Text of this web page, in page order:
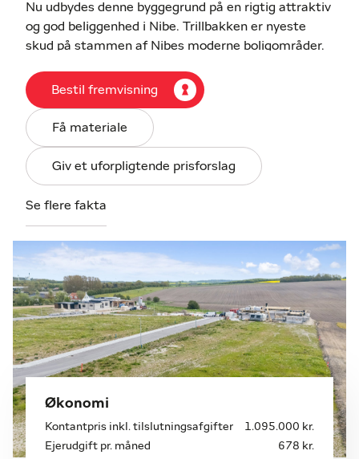
Nu udbydes denne byggegrund på en rigtig attraktiv
og god beliggenhed i Nibe. Trillbakken er nyeste
skud på stammen af Nibes moderne boligområder.
Grunden er indeholdt tilslutning og byggeriet kan
igangsættes med det samme.
Med denne grund får du:
Fantastisk placering med skøn natur hele
vejen rundt
Lukkede stikveje i børnevenligt kvarter
Nærhed til Nibe centrum og dennes mange
tilbud såsom; skole, indkøb, butikker og
spisesteder
• Byggeklar grund på eftertragtet beliggenhed
på vej i området, hvor man kan søge inspiration til
sit nye drømmerhus.
Bestil fremvisning
Få materiale
Giv et uforpligtende prisforslag
Se flere fakta
Økonomi
Kontantpris inkl. tilslutningsafgifter
1.095.000 kr.
Ejerudgift pr. måned
678 kr.